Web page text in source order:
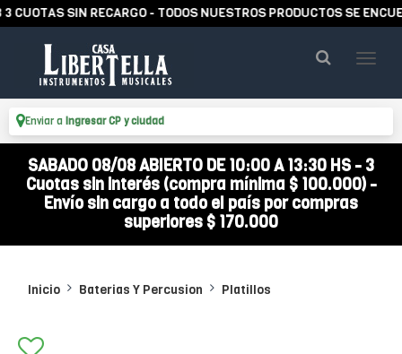
SIN RECARGO - TODOS NUESTROS PRODUCTOS SE
Enviar a Ingresar CP y ciudad
SABADO 08/08 ABIERTO DE 10:00 A 13:30 HS - 3
Cuotas sin interés (compra mínima $ 100.000) -
Envío sin cargo a todo el país por compras
superiores $ 170.000
Inicio Baterias Y Percusion Platillos